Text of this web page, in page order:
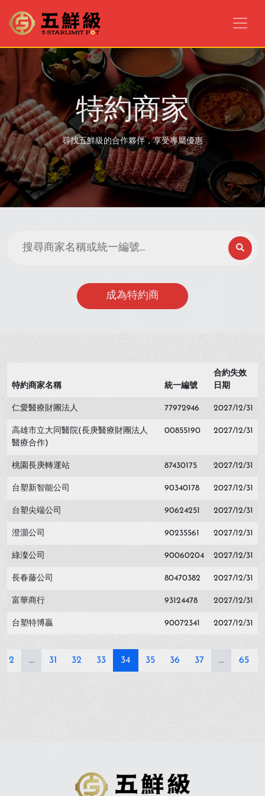
特約商家
尋找五鮮級的合作夥伴，享受專屬優惠
成為特約商
特約商家名稱 統一編號
合約失效
日期
仁愛醫療財團法人 77972946 2027/12/31
高雄市立大同醫院(長庚醫療財團法人
醫療合作)
00855190 2027/12/31
桃園長庚轉運站 87430175 2027/12/31
台塑新智能公司 90340178 2027/12/31
台塑尖端公司 90624251 2027/12/31
澄灝公司 90235561 2027/12/31
綠澯公司 90060204 2027/12/31
長春藤公司 80470382 2027/12/31
富華商行 93124478 2027/12/31
台塑特博贏 90072341 2027/12/31
2 ... 31 32 33 34 35 36 37 ... 65